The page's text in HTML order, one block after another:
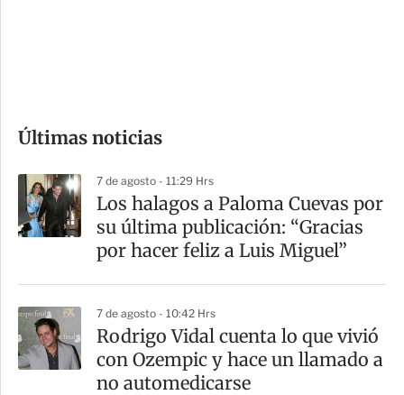
m
a
t
Últimas noticias
7 de agosto - 11:29 Hrs
Los halagos a Paloma Cuevas por
su última publicación: “Gracias
por hacer feliz a Luis Miguel”
7 de agosto - 10:42 Hrs
Rodrigo Vidal cuenta lo que vivió
con Ozempic y hace un llamado a
no automedicarse